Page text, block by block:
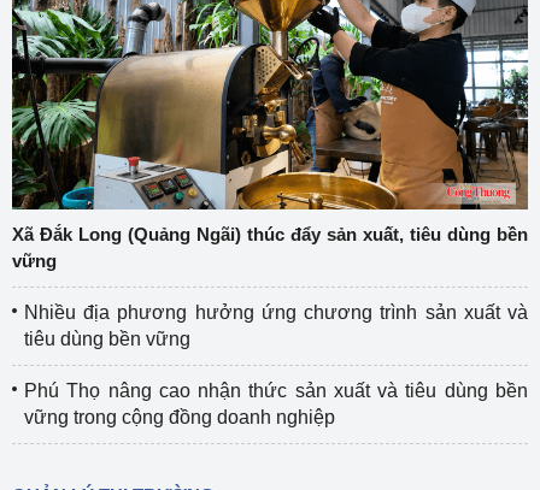
Xã Đắk Long (Quảng Ngãi) thúc đẩy sản xuất, tiêu dùng bền
vững
Nhiều địa phương hưởng ứng chương trình sản xuất và
tiêu dùng bền vững
Phú Thọ nâng cao nhận thức sản xuất và tiêu dùng bền
vững trong cộng đồng doanh nghiệp